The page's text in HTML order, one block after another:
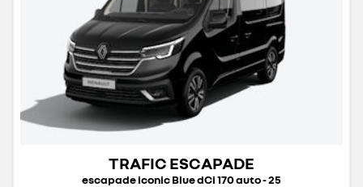
TRAFIC ESCAPADE
escapade iconic Blue dCi 170 auto - 25